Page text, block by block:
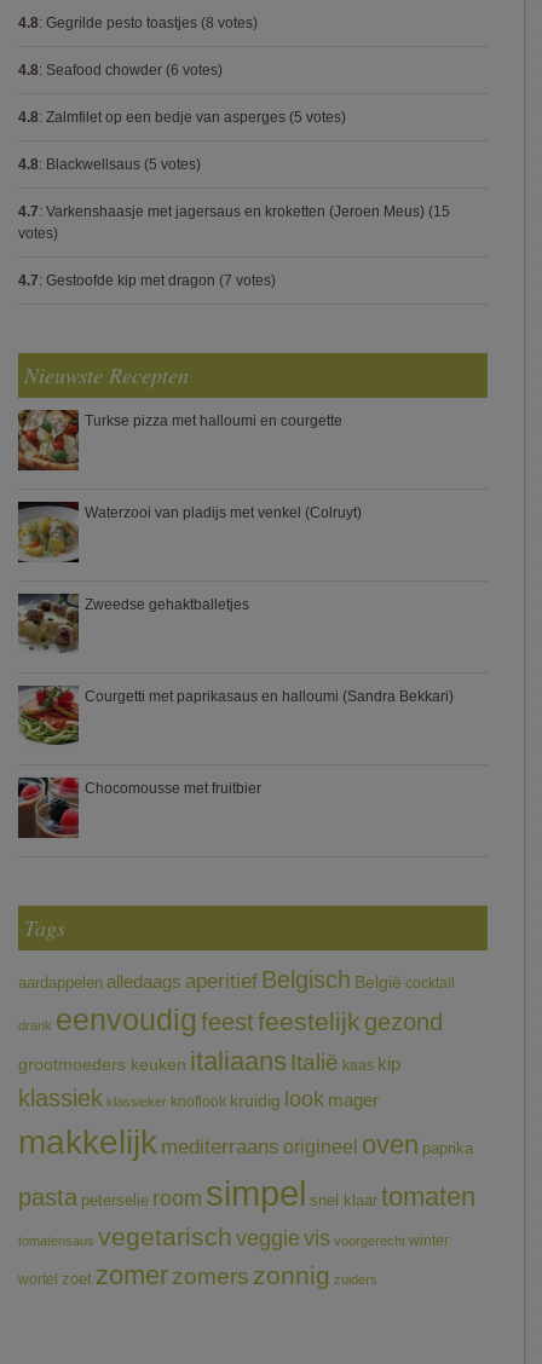
4.8: Gegrilde pesto toastjes (8 votes)
4.8: Seafood chowder (6 votes)
4.8: Zalmfilet op een bedje van asperges (5 votes)
4.8: Blackwellsaus (5 votes)
4.7: Varkenshaasje met jagersaus en kroketten (Jeroen Meus) (15
votes)
4.7: Gestoofde kip met dragon (7 votes)
Nieuwste Recepten
Turkse pizza met halloumi en courgette
Waterzooi van pladijs met venkel (Colruyt)
Zweedse gehaktballetjes
Courgetti met paprikasaus en halloumi (Sandra Bekkari)
Chocomousse met fruitbier
Tags
aardappelen alledaags aperitief Belgisch België cocktail
drank eenvoudigfeestfeestelijk gezond
grootmoeders keuken italiaans Italië kaas kip
klassiek klassieker knoflook kruidig look mager
makkelijk mediterraans origineel oven paprika
pasta peterselie room simpel snel klaar tomaten
tomatensaus vegetarischveggie vis voorgerecht winter
wortel zoet zomerzomers zonnig zuiders